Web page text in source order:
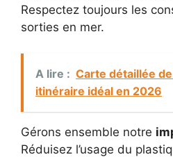
Respectez toujours les
sorties en mer.
A lire : Carte détaillée
itinéraire idéal en 2026
Gérons ensemble notre
Réduisez l’usage du